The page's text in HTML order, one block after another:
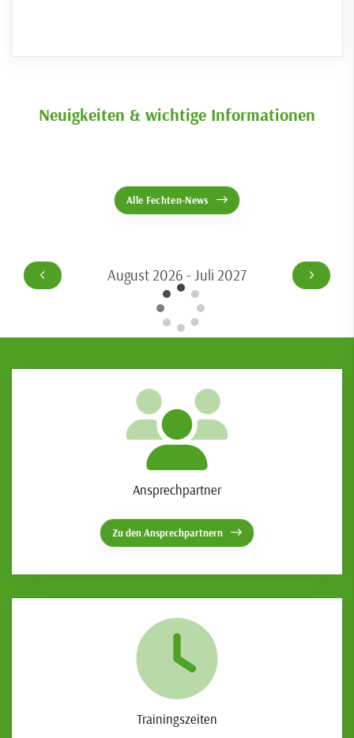
Neuigkeiten & wichtige Informationen
Alle Fechten-News
August 2026 - Juli 2027
Ansprechpartner
Zu den Ansprechpartnern
Trainingszeiten